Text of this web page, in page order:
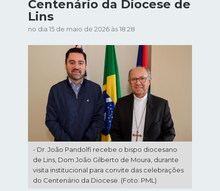
Centenário da Diocese de
Lins
no dia 15 de maio de 2026 às 18:28
- Dr. João Pandolfi recebe o bispo diocesano
de Lins, Dom João Gilberto de Moura, durante
visita institucional para convite das celebrações
do Centenário da Diocese. (Foto: PML)